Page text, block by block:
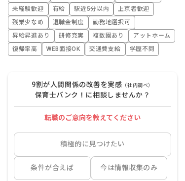
未経験歓迎
有給 駅近5分以内
上京者歓迎
残業少なめ
退職金制度
勤務地選択可
昇給昇進あり
研修充実 複数園あり
アットホーム
復帰率高
WEB面接OK 交通費支給 学歴不問
9割が人間関係の改善を実感 （社内調べ）
保育士バンク！に相談しませんか？
転職のご意向を教えてください
積極的に見つけたい
条件が合えば 今は情報収集のみ